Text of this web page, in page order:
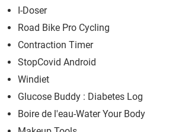
I-Doser
Road Bike Pro Cycling
Contraction Timer
StopCovid Android
Windiet
Glucose Buddy : Diabetes Log
Boire de l'eau-Water Your Body